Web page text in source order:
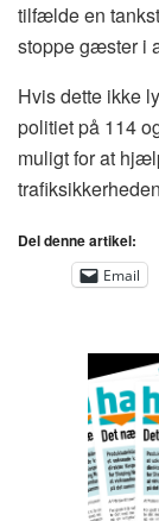
tilfælde en
stoppe gæster i
Hvis dette ikke
politiet på 114
muligt for at
Del denne artikel:
Email